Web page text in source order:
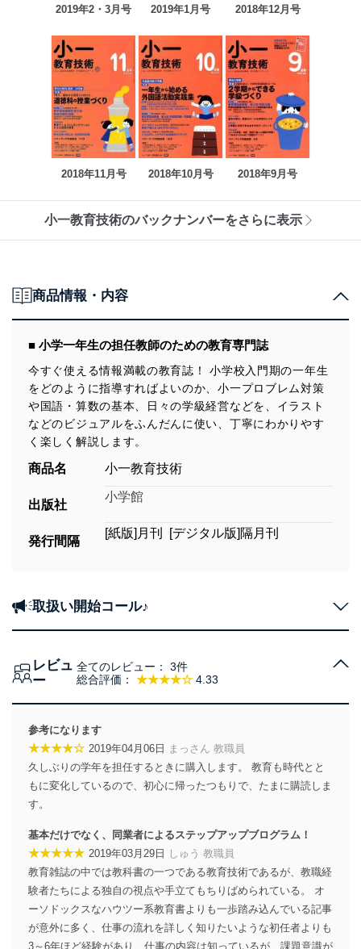
2019年2・3月号 2019年1月号 2018年12月号
2018年11月号 2018年10月号 2018年9月号
小一教育技術のバックナンバーをさらに表示
商品情報・内容
■ 小学一年生の担任教師のための教育専門誌
今すぐ使える情報満載の教育誌！ 小学校入門期の一年生
をどのように指導すればよいのか、小一プロブレム対策
や国語・算数の基本、日々の学級経営などを、イラスト
などのビジュアルをふんだんに使い、丁寧にわかりやす
く楽しく解説します。
商品名 小一教育技術
出版社
小学館
発行間隔
[紙版]月刊 [デジタル版]隔月刊
取扱い開始コール♪
レビュ
ー
総合評価： ★★★★☆ 4.33
全てのレビュー： 3件
参考になります
★★★★☆ 2019年04月06日 まっさん 教職員
久しぶりの学年を担任するときに購入します。 教育も時代とと
もに変化しているので、初心に帰ったつもりで、たまに購読しま
す。
基本だけでなく、同業者によるステップアップブログラム！
★★★★★ 2019年03月29日
しゅう 教職員
教育雑誌の中では教科書の一つである教育技術であるが、教職経
験者たちによる独自の視点や手立てもちりばめられている。 オ
ーソドックスなハウツー系教育書よりも一歩踏み込んでいる記事
が意外に多く、仕事の流れを詳しく知りたいような初任者よりも
3～6年ほど経験があり、仕事の内容は知っているが、課題意識が